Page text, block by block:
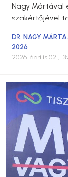
Nagy Mártával
szakértőjével
DR. NAGY MÁRTA,
2026
2026. április 02.,